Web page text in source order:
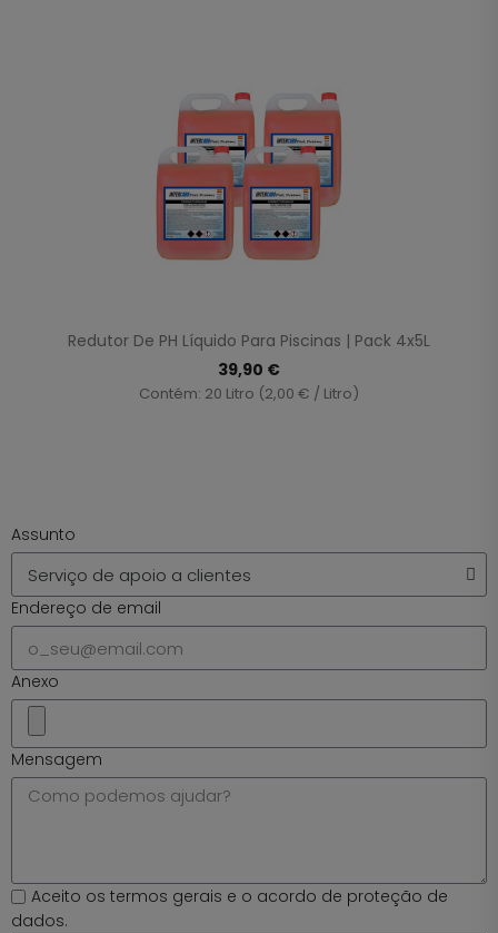
Redutor De PH Líquido Para Piscinas | Pack 4x5L
39,90 €
Contém: 20 Litro (2,00 € / Litro)
Assunto
Endereço de email
Anexo
Mensagem
Aceito os termos gerais e o acordo de proteção de
dados.